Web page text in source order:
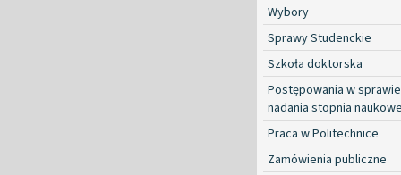
Wybory
Sprawy Studenckie
Szkoła doktorska
Postępowania w sprawie
nadania stopnia
Praca w Politechnice
Zamówienia publiczne